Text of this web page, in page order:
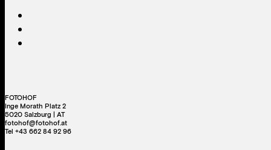
FOTOHOF
Inge Morath Platz 2
5020 Salzburg | AT
fotohof@fotohof.at
Tel +43 662 84 92 96